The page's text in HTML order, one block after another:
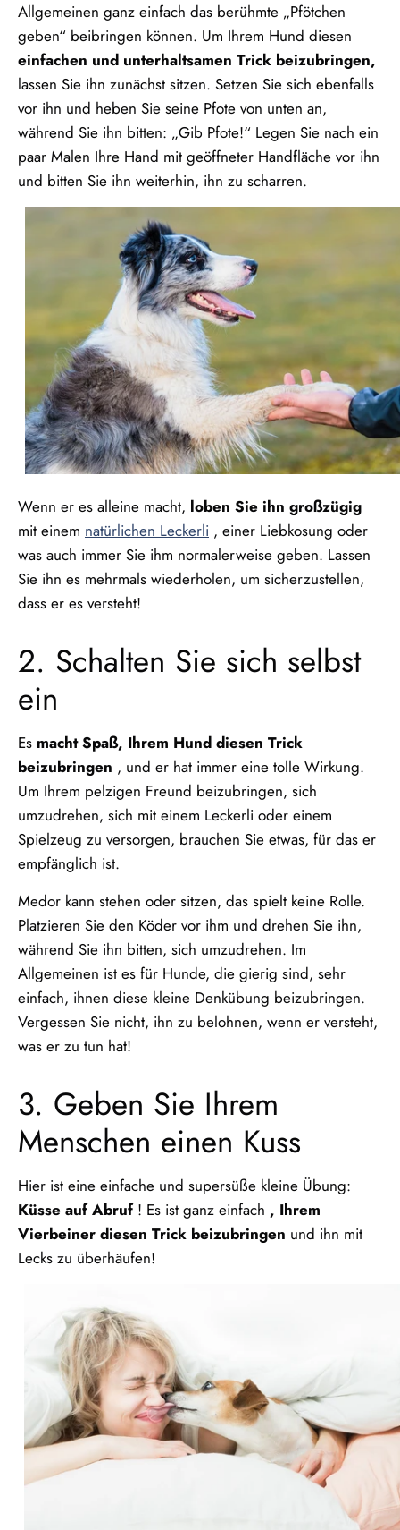
Allgemeinen ganz einfach das berühmte „Pfötchen
geben“ beibringen können. Um Ihrem Hund diesen
einfachen und unterhaltsamen Trick beizubringen,
lassen Sie ihn zunächst sitzen. Setzen Sie sich ebenfalls
vor ihn und heben Sie seine Pfote von unten an,
während Sie ihn bitten: „Gib Pfote!“ Legen Sie nach ein
paar Malen Ihre Hand mit geöffneter Handfläche vor ihn
und bitten Sie ihn weiterhin, ihn zu scharren.
Wenn er es alleine macht, loben Sie ihn großzügig
mit einem natürlichen Leckerli , einer Liebkosung oder
was auch immer Sie ihm normalerweise geben. Lassen
Sie ihn es mehrmals wiederholen, um sicherzustellen,
dass er es versteht!
2. Schalten Sie sich selbst
ein
Es macht Spaß, Ihrem Hund diesen Trick
beizubringen , und er hat immer eine tolle Wirkung.
Um Ihrem pelzigen Freund beizubringen, sich
umzudrehen, sich mit einem Leckerli oder einem
Spielzeug zu versorgen, brauchen Sie etwas, für das er
empfänglich ist.
Medor kann stehen oder sitzen, das spielt keine Rolle.
Platzieren Sie den Köder vor ihm und drehen Sie ihn,
während Sie ihn bitten, sich umzudrehen. Im
Allgemeinen ist es für Hunde, die gierig sind, sehr
einfach, ihnen diese kleine Denkübung beizubringen.
Vergessen Sie nicht, ihn zu belohnen, wenn er versteht,
was er zu tun hat!
3. Geben Sie Ihrem
Menschen einen Kuss
Hier ist eine einfache und supersüße kleine Übung:
Küsse auf Abruf! Es ist ganz einfach , Ihrem
Vierbeiner diesen Trick beizubringen und ihn mit
Lecks zu überhäufen!